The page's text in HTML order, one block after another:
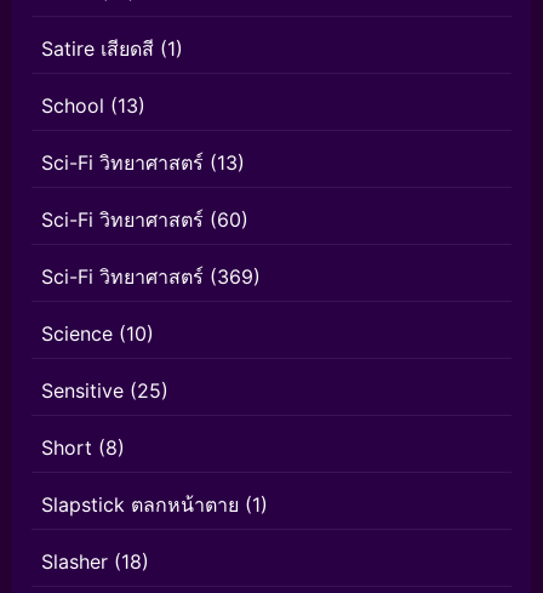
Satire เสียดสี (1)
School (13)
Sci-Fi วิทยาศาสตร์ (13)
Sci-Fi วิทยาศาสตร์ (60)
Sci-Fi วิทยาศาสตร์ (369)
Science (10)
Sensitive (25)
Short (8)
Slapstick ตลกหน้าตาย (1)
Slasher (18)